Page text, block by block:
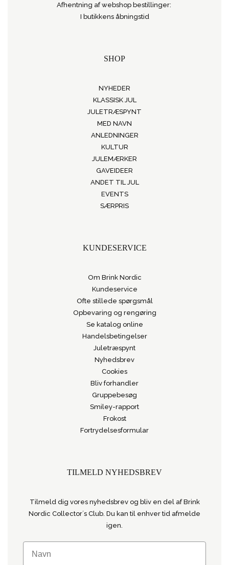
Afhentning af webshop bestillinger:
I butikkens åbningstid
SHOP
NYHEDER
KLASSISK JUL
JULETRÆSPYNT
MED NAVN
ANLEDNINGER
KULTUR
JULEMÆRKER
GAVEIDEER
ANDET TIL JUL
EVENTS
SÆRPRIS
KUNDESERVICE
Om Brink Nordic
Kundeservice
Ofte stillede spørgsmål
Opbevaring og rengøring
Se katalog online
Handelsbetingelser
Juletræspynt
Nyhedsbrev
Cookies
Bliv forhandler
Gruppebesøg
Smiley-rapport
Frokost
Fortrydelsesformular
TILMELD NYHEDSBREV
Tilmeld dig vores nyhedsbrev og bliv en del af Brink
Nordic Collector´s Club. Du kan til enhver tid afmelde
igen.